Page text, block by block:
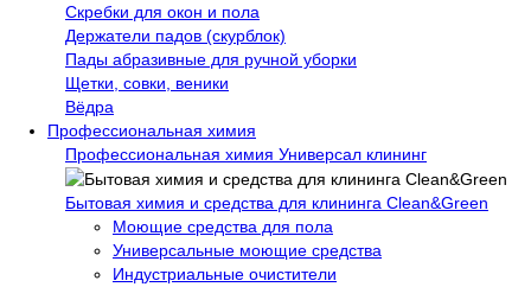
Скребки для окон и пола
Держатели падов (скурблок)
Пады абразивные для ручной уборки
Щетки, совки, веники
Вёдра
Профессиональная химия
Профессиональная химия Универсал клининг
Бытовая химия и средства для клининга Clean&Green
Моющие средства для пола
Универсальные моющие средства
Индустриальные очистители